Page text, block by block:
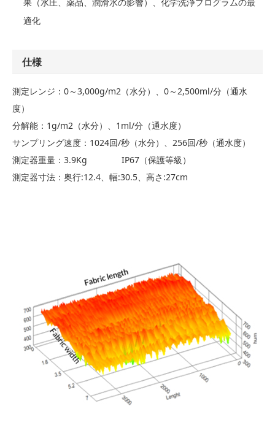
適化
仕様
測定レンジ：0～3,000g/m2（水分）、0～2,500ml/分（通水
度）
分解能：1g/m2（水分）、1ml/分（通水度）
サンプリング速度：1024回/秒（水分）、256回/秒（通水度）
測定器重量：3.9Kg IP67（保護等級）
測定器寸法：奥行:12.4、幅:30.5、高さ:27cm